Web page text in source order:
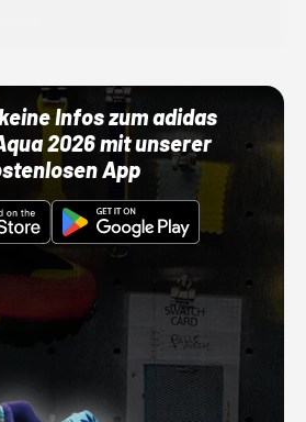
Infos zum adidas
2026 mit unserer
App